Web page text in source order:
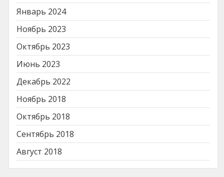
Январь 2024
Ноябрь 2023
Октябрь 2023
Июнь 2023
Декабрь 2022
Ноябрь 2018
Октябрь 2018
Сентябрь 2018
Август 2018